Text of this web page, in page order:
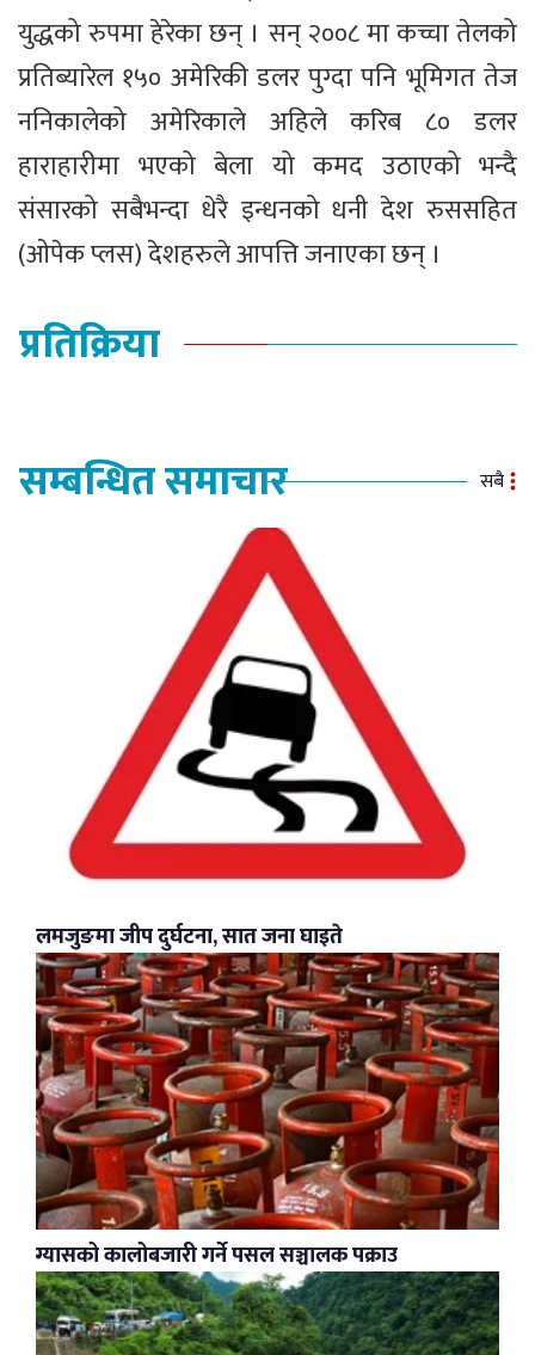
युद्धको रुपमा हेरेका छन् । सन् २००८ मा कच्चा तेलको
प्रतिब्यारेल १५० अमेरिकी डलर पुग्दा पनि भूमिगत तेज
ननिकालेको अमेरिकाले अहिले करिब ८० डलर
हाराहारीमा भएको बेला यो कमद उठाएको भन्दै
संसारको सबैभन्दा धेरै इन्धनको धनी देश रुससहित
(ओपेक प्लस) देशहरुले आपत्ति जनाएका छन् ।
प्रतिक्रिया
सम्बन्धित समाचार सबै
लमजुङमा जीप दुर्घटना, सात जना घाइते
ग्यासको कालोबजारी गर्ने पसल सञ्चालक पक्राउ